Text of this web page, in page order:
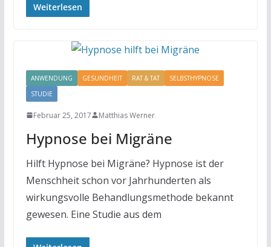
Weiterlesen
ANWENDUNG GESUNDHEIT RAT & TAT
SELBSTHYPNOSE
STUDIE
Februar 25, 2017 Matthias Werner
Hypnose bei Migräne
Hilft Hypnose bei Migräne? Hypnose ist der
Menschheit schon vor Jahrhunderten als
wirkungsvolle Behandlungsmethode bekannt
gewesen. Eine Studie aus dem